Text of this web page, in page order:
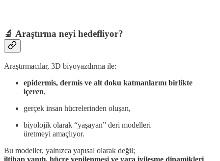
🔬 Araştırma neyi hedefliyor?
Araştırmacılar, 3D biyoyazdırma ile:
epidermis, dermis ve alt doku katmanlarını birlikte
içeren,
gerçek insan hücrelerinden oluşan,
biyolojik olarak “yaşayan” deri modelleri
üretmeyi amaçlıyor.
Bu modeller, yalnızca yapısal olarak değil;
iltihap yanıtı, hücre yenilenmesi ve yara iyileşme dinamikleri